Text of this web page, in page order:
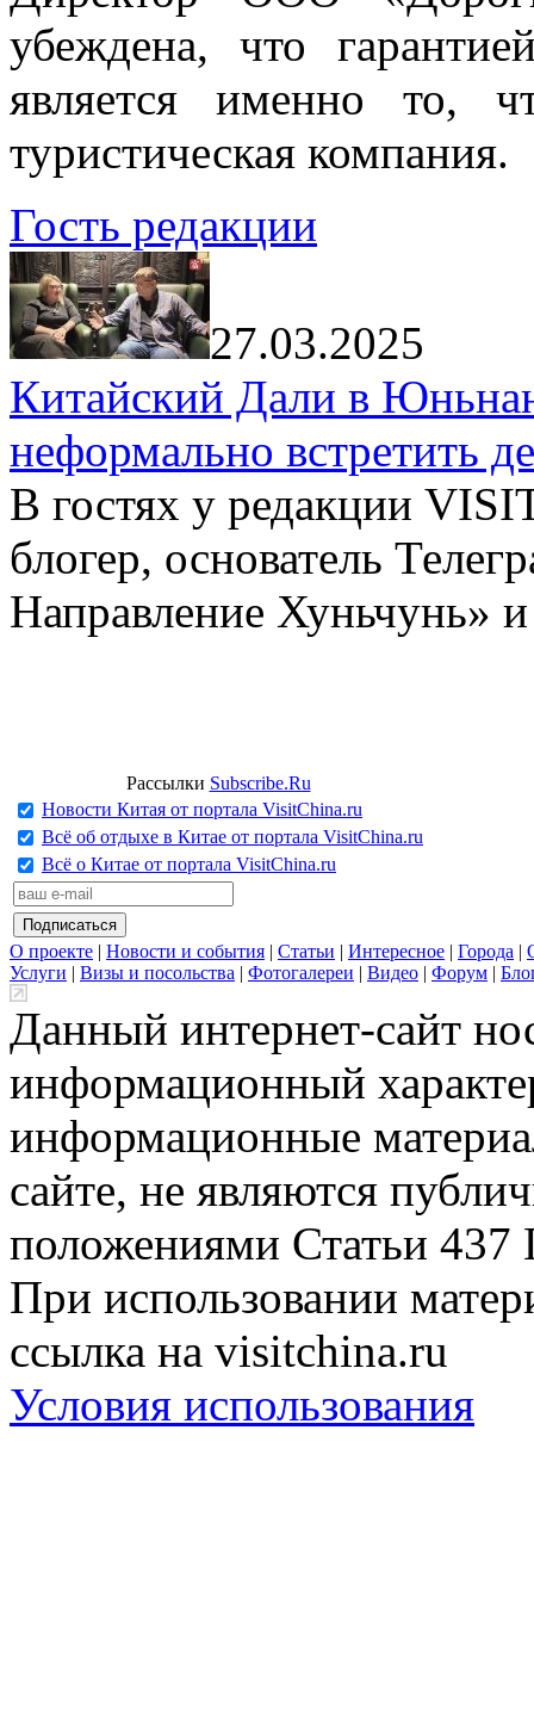
убеждена, что
является именно то,
туристическая компания.
Гость редакции
27.03.2025
Китайский Дали в
неформально встретить
В гостях у редакции
блогер, основатель
Направление Хуньчунь»
Рассылки Subscribe.Ru
Новости Китая от портала VisitChina.ru
Всё об отдыхе в Китае от портала VisitChina.ru
Всё о Китае от портала VisitChina.ru
О проекте | Новости и события | Статьи | Интересное | Города |
Услуги | Визы и посольства | Фотогалереи | Видео | Форум |
Данный интернет-сайт
информационный
информационные
сайте, не являются
положениями Статьи 437
При использовании
ссылка на visitchina.ru
Условия использования